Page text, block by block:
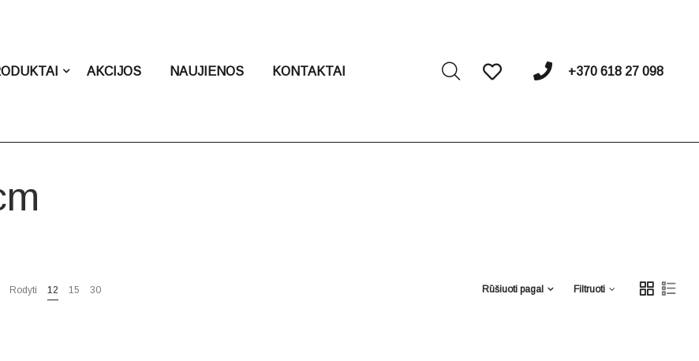
AKCIJOS NAUJIENOS KONTAKTAI +370 618 27 098
Rodyti 12 15 30 Filtruoti
Rūšiuoti pagal